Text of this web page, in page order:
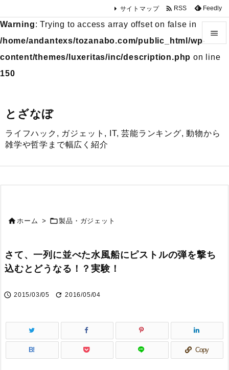
Warning: Trying to access array offset on false in
/home/andantexs/tozanabo.com/public_html/wp-
content/themes/luxeritas/inc/description.php on line
150
とざなぼ
ライフハック, ガジェット, IT, 芸能ランキング, 動物から
雑学や哲学まで幅広く紹介


前へ
サイトマップ  RSS Feedly
ホーム > 製品・ガジェット
さて、一列に並べた水風船にピストルの弾を撃ち
込むとどうなる！？実験！
 2015/03/05  2016/05/04
B! Copy